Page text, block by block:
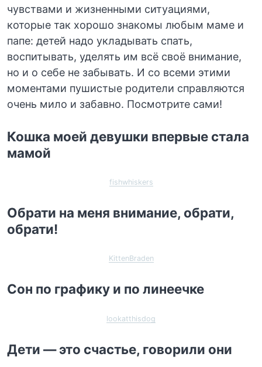
чувствами и жизненными ситуациями,
которые так хорошо знакомы любым маме и
папе: детей надо укладывать спать,
воспитывать, уделять им всё своё внимание,
но и о себе не забывать. И со всеми этими
моментами пушистые родители справляются
очень мило и забавно. Посмотрите сами!
Кошка моей девушки впервые стала
мамой
fishwhiskers
Обрати на меня внимание, обрати,
обрати!
KittenBraden
Сон по графику и по линеечке
lookatthisdog
Дети — это счастье, говорили они